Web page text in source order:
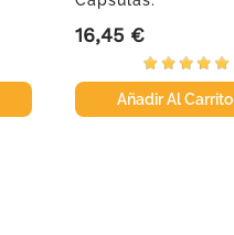
Precio
16,45 €
Añadir Al Carrito